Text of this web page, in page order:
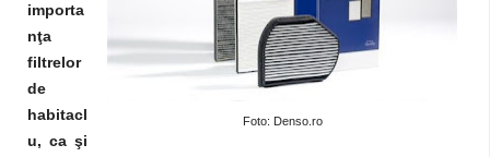
Foto: Denso.ro
importa
nţa
filtrelor
de
habitacl
u, ca şi